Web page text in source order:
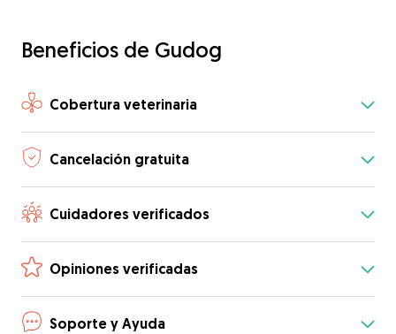
Beneficios de Gudog
Cobertura veterinaria
Cancelación gratuita
Cuidadores verificados
Opiniones verificadas
Soporte y Ayuda